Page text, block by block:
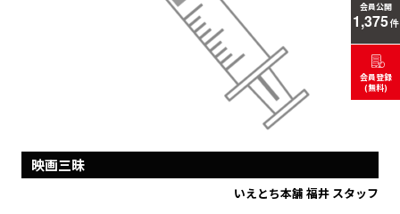
映画三昧
いえとち本舗 福井 スタッフ
会員公開
1,375件
会員登録
(無料)